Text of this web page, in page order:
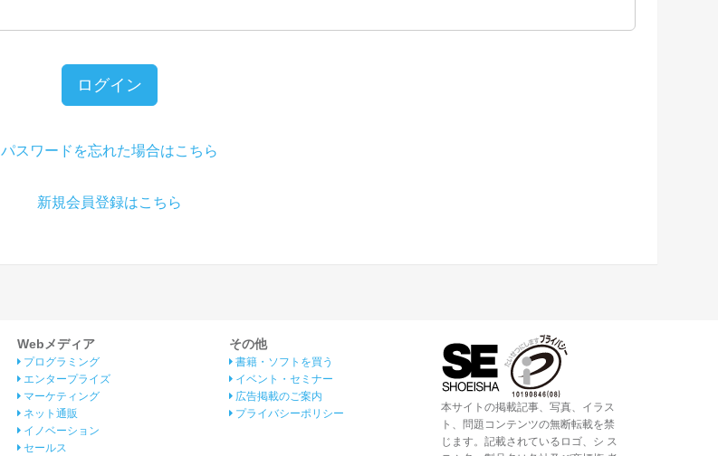
ログイン
パスワードを忘れた場合はこちら
新規会員登録はこちら
Webメディア
プログラミング
エンタープライズ
マーケティング
ネット通販
イノベーション
セールス
その他
書籍・ソフトを買う
イベント・セミナー
広告掲載のご案内
プライバシーポリシー
本サイトの掲載記事、写真、イラス
ト、問題コンテンツの無断転載を禁
じます。記載されているロゴ、シ ス